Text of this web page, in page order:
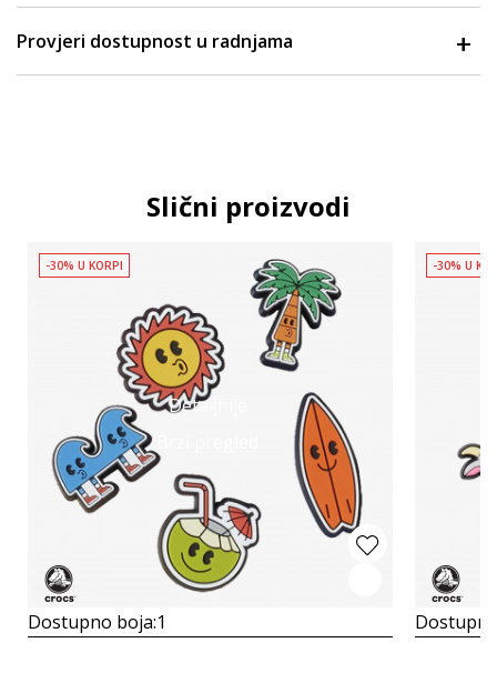
Provjeri dostupnost u radnjama
Slični proizvodi
Detaljnije
-30% U KORPI
Dostupno boja:1
-30% U